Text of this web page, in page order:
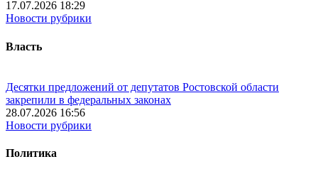
17.07.2026 18:29
Новости рубрики
Власть
Десятки предложений от депутатов Ростовской области
закрепили в федеральных законах
28.07.2026 16:56
Новости рубрики
Политика